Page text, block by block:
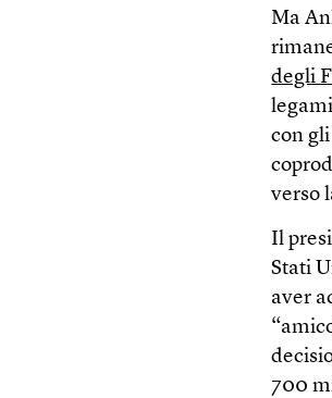
Ma
degli
con
verso
Il
Stati
aver
700